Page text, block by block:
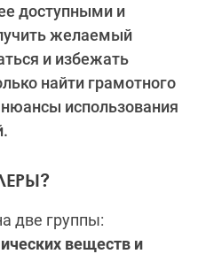
доступными и
желаемый
и избежать
найти грамотного
использования
две группы:
веществ и